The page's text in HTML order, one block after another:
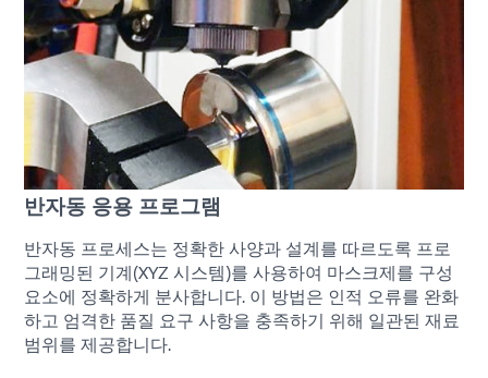
반자동 응용 프로그램
반자동 프로세스는 정확한 사양과 설계를 따르도록 프로
그래밍된 기계(XYZ 시스템)를 사용하여 마스크제를 구성
요소에 정확하게 분사합니다. 이 방법은 인적 오류를 완화
하고 엄격한 품질 요구 사항을 충족하기 위해 일관된 재료
범위를 제공합니다.